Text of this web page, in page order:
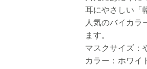
耳にやさしい「
人気のバイカラ
ます。
マスクサイズ：
カラー：ホワイ